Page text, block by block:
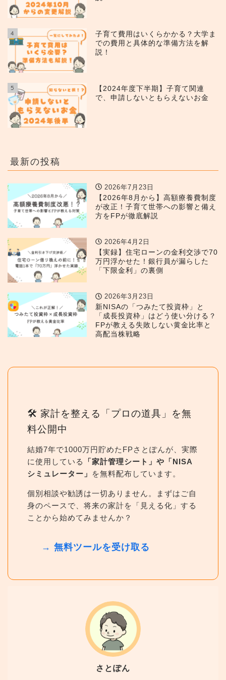
4
子育て費用はいくらかかる？大学ま
での費用と具体的な準備方法を解
説！
5
【2024年度下半期】子育て関連
で、申請しないともらえないお金
最新の投稿
2026年7月23日
【2026年8月から】高額療養費制度
が改正！子育て世帯への影響と備え
方をFPが徹底解説
2026年4月2日
【実録】住宅ローンの金利交渉で70
万円浮かせた！銀行員が漏らした
「下限金利」の裏側
2026年3月23日
新NISAの「つみたて投資枠」と
「成長投資枠」はどう使い分ける？
FPが教える失敗しない黄金比率と
高配当株戦略
🛠 家計を整える「プロの道具」を無
料公開中
結婚7年で1000万円貯めたFPさとぽんが、実際
に使用している
「家計管理シート」や「NISA
シミュレーター」
を無料配布しています。
個別相談や勧誘は一切ありません。まずはご自
身のペースで、将来の家計を「見える化」する
ことから始めてみませんか？
→ 無料ツールを受け取る
さとぽん